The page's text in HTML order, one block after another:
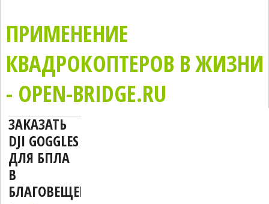
ПРИМЕНЕНИЕ
КВАДРОКОПТЕРОВ В ЖИЗНИ
- OPEN-BRIDGE.RU
ЗАКАЗАТЬ
DJI GOGGLES
ДЛЯ БПЛА
В
БЛАГОВЕЩЕНСК